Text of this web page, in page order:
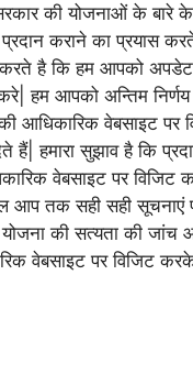
की योजनाओं के बारे
कराने का प्रयास
है कि हम आपको
हम आपको अन्तिम
आधिकारिक वेबसाइट पर
हैं| हमारा सुझाव है कि
वेबसाइट पर विजिट
आप तक सही सही सूचनाएं
की सत्यता की जांच
वेबसाइट पर विजिट